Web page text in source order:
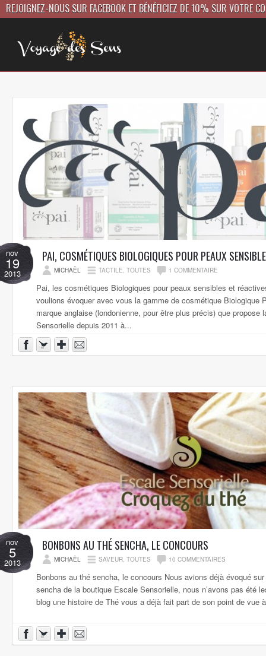
REJOIGNEZ-NOUS SUR FACEBOOK ET BÉNÉFICIEZ DE 10% SUR VOTRE
nov
19
2013
PAI, COSMÉTIQUES BIOLOGIQUES POUR PEAUX
MICHAËL TACTILE, TOUTES 1 COMMENTAIRE
Pai, les cosmétiques Biologiques pour peaux sensibles et
voulions évoquer avec vous la gamme de cosmétique Biologique
marque anglaise (londonienne, pour être plus précis) que propose
Sensorielle depuis 2011 à...
nov
5
2013
BONBONS AU THÉ SENCHA, LE CONCOURS
MICHAËL SAVEUR, TOUTES 10 COMMENTAIRES
Bonbons au thé sencha, le concours Nous avions déjà évoqué
sencha de la boutique Escale Sensorielle, nous n’avons pas été
blog une histoire de Thé vous a déjà fait part de son point de vue